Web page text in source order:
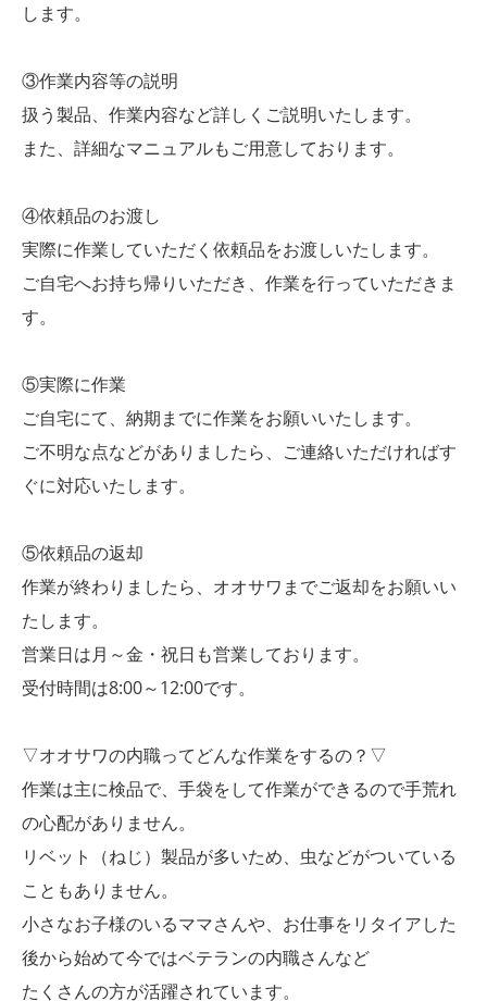
します。
③作業内容等の説明
扱う製品、作業内容など詳しくご説明いたします。
また、詳細なマニュアルもご用意しております。
④依頼品のお渡し
実際に作業していただく依頼品をお渡しいたします。
ご自宅へお持ち帰りいただき、作業を行っていただきま
す。
⑤実際に作業
ご自宅にて、納期までに作業をお願いいたします。
ご不明な点などがありましたら、ご連絡いただければす
ぐに対応いたします。
⑤依頼品の返却
作業が終わりましたら、オオサワまでご返却をお願いい
たします。
営業日は月～金・祝日も営業しております。
受付時間は8:00～12:00です。
▽オオサワの内職ってどんな作業をするの？▽
作業は主に検品で、手袋をして作業ができるので手荒れ
の心配がありません。
リベット（ねじ）製品が多いため、虫などがついている
こともありません。
小さなお子様のいるママさんや、お仕事をリタイアした
後から始めて今ではベテランの内職さんなど
たくさんの方が活躍されています。